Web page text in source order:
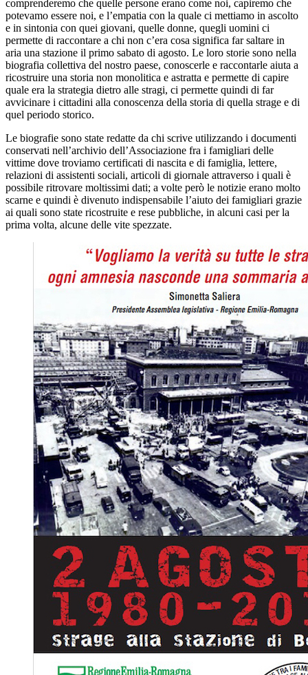
comprenderemo che quelle persone erano come noi, capiremo che
potevamo essere noi, e l’empatia con la quale ci mettiamo in ascolto
e in sintonia con quei giovani, quelle donne, quegli uomini ci
permette di raccontare a chi non c’era cosa significa far saltare in
aria una stazione il primo sabato di agosto. Le loro storie sono nella
biografia collettiva del nostro paese, conoscerle e raccontarle aiuta a
ricostruire una storia non monolitica e astratta e permette di capire
quale era la strategia dietro alle stragi, ci permette quindi di far
avvicinare i cittadini alla conoscenza della storia di quella strage e di
quel periodo storico.
Le biografie sono state redatte da chi scrive utilizzando i documenti
conservati nell’archivio dell’Associazione fra i famigliari delle
vittime dove troviamo certificati di nascita e di famiglia, lettere,
relazioni di assistenti sociali, articoli di giornale attraverso i quali è
possibile ritrovare moltissimi dati; a volte però le notizie erano molto
scarne e quindi è divenuto indispensabile l’aiuto dei famigliari grazie
ai quali sono state ricostruite e rese pubbliche, in alcuni casi per la
prima volta, alcune delle vite spezzate.